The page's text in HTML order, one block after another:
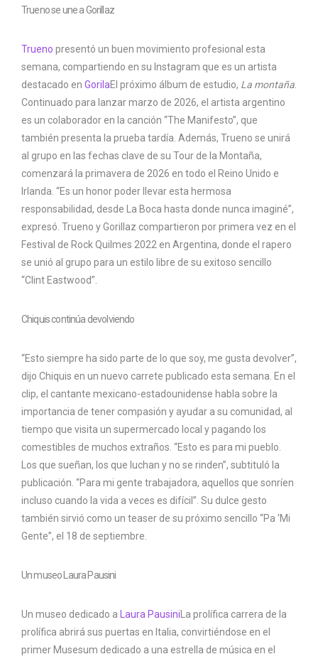
Trueno se une a Gorillaz
Trueno presentó un buen movimiento profesional esta
semana, compartiendo en su Instagram que es un artista
destacado en GorilaEl próximo álbum de estudio, La montaña.
Continuado para lanzar marzo de 2026, el artista argentino
es un colaborador en la canción “The Manifesto”, que
también presenta la prueba tardía. Además, Trueno se unirá
al grupo en las fechas clave de su Tour de la Montaña,
comenzará la primavera de 2026 en todo el Reino Unido e
Irlanda. “Es un honor poder llevar esta hermosa
responsabilidad, desde La Boca hasta donde nunca imaginé”,
expresó. Trueno y Gorillaz compartieron por primera vez en el
Festival de Rock Quilmes 2022 en Argentina, donde el rapero
se unió al grupo para un estilo libre de su exitoso sencillo
“Clint Eastwood”.
Chiquis continúa devolviendo
“Esto siempre ha sido parte de lo que soy, me gusta devolver”,
dijo Chiquis en un nuevo carrete publicado esta semana. En el
clip, el cantante mexicano-estadounidense habla sobre la
importancia de tener compasión y ayudar a su comunidad, al
tiempo que visita un supermercado local y pagando los
comestibles de muchos extraños. “Esto es para mi pueblo.
Los que sueñan, los que luchan y no se rinden”, subtituló la
publicación. “Para mi gente trabajadora, aquellos que sonríen
incluso cuando la vida a veces es difícil”. Su dulce gesto
también sirvió como un teaser de su próximo sencillo “Pa 'Mi
Gente”, el 18 de septiembre.
Un museo Laura Pausini
Un museo dedicado a Laura PausiniLa prolífica carrera de la
prolífica abrirá sus puertas en Italia, convirtiéndose en el
primer Musesum dedicado a una estrella de música en el